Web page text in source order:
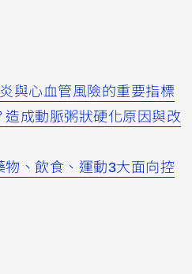
與心血管風險的重要指標
成動脈粥狀硬化原因與改
、飲食、運動3大面向控